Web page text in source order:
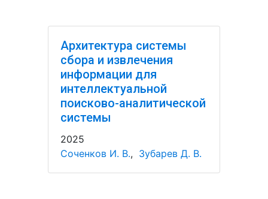
Архитектура системы
сбора и извлечения
информации для
интеллектуальной
поисково-аналитической
системы
2025
Соченков И. В., Зубарев Д. В.